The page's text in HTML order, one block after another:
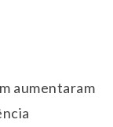
aumentaram